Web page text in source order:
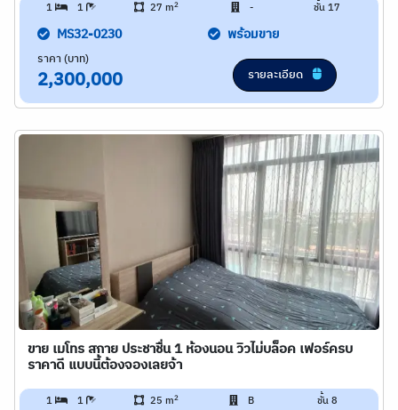
1 1 27 m2 - ชั้น 17
MS32-0230 พร้อมขาย
ราคา (บาท)
2,300,000 รายละเอียด
ขาย เมโทร สกาย ประชาชื่น 1 ห้องนอน วิวไม่บล็อค เฟอร์ครบ
ราคาดี แบบนี้ต้องจองเลยจ้า
1 1 25 m2 B ชั้น 8